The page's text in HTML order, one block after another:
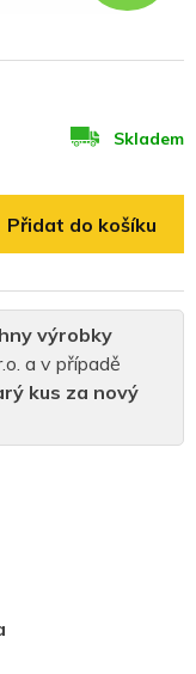
výrobky
a v případě
kus za nový
Skladem
Přidat do košíku